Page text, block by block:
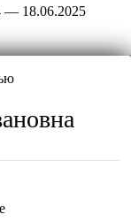
— 18.06.2025